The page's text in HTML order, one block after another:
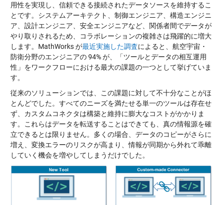
用性を実現し、信頼できる接続されたデータソースを維持するこ
とです。システムアーキテクト、制御エンジニア、構造エンジニ
ア、設計エンジニア、安全エンジニアなど、関係者間でデータが
やり取りされるため、コラボレーションの複雑さは飛躍的に増大
します。MathWorks が最近実施した調査によると、航空宇宙・
防衛分野のエンジニアの 94% が、「ツールとデータの相互運用
性」をワークフローにおける最大の課題の一つとして挙げていま
す。
従来のソリューションでは、この課題に対して不十分なことがほ
とんどでした。すべてのニーズを満たせる単一のツールは存在せ
ず、カスタムコネクタは構築と維持に膨大なコストがかかりま
す。これらはデータを転送することはできても、真の情報源を確
立できるとは限りません。多くの場合、データのコピーがさらに
増え、変換エラーのリスクが高まり、情報が同期から外れて乖離
していく機会を増やしてしまうだけでした。